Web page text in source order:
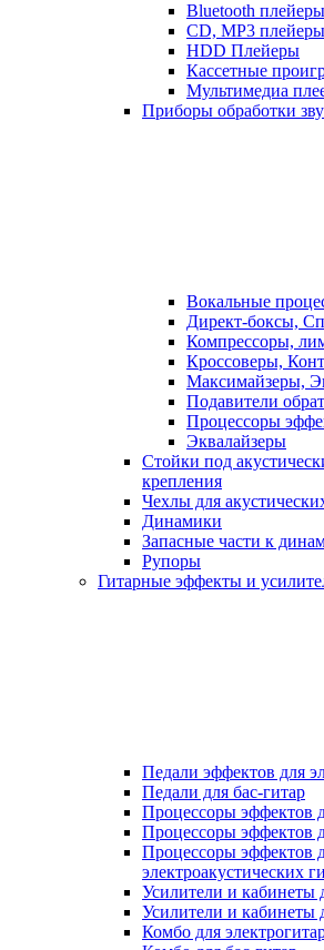
Bluetooth плейеры
CD, MP3 плейеры
HDD Плейеры
Кассетные
Мультимедиа
Приборы обработки
Вокальные
Директ-боксы,
Компрессоры,
Кроссоверы,
Максимайзеры,
Подавители
Процессоры
Эквалайзеры
Стойки под
крепления
Чехлы для
Динамики
Запасные части к
Рупоры
Гитарные эффекты и
Педали эффектов для
Педали для бас-гитар
Процессоры эффектов
Процессоры эффектов
Процессоры эффектов
электроакустических
Усилители и кабинеты
Усилители и кабинеты
Комбо для